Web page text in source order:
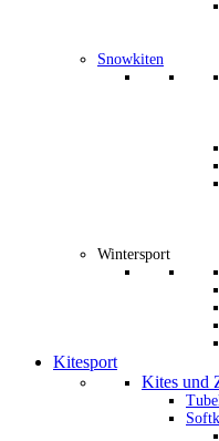
Snowkiten
Wintersport
Kitesport
Kites und